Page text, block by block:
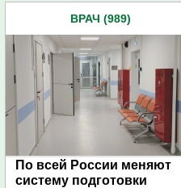
ВРАЧ (989)
По всей России меняют
систему подготовки